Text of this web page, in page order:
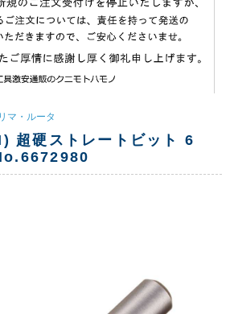
マ・ルータ
超硬ストレートビット 6